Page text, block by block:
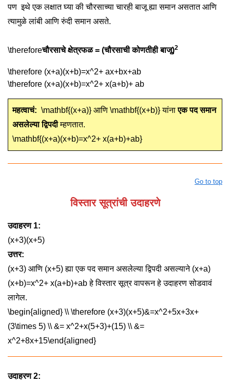
पण इथे एक लक्षात घ्या की चौरसाच्या चारही बाजू ह्या समान असतात आणि
त्यामुळे लांबी आणि रुंदी समान असते.
\thereforeचौरसाचे क्षेत्रफळ = (चौरसाची कोणतीही बाजू)2
\therefore (x+a)(x+b)=x^2+ ax+bx+ab
\therefore (x+a)(x+b)=x^2+ x(a+b)+ ab
महत्वाचं: \mathbf{(x+a)} आणि \mathbf{(x+b)}यांनाएक पद समान
असलेल्या द्विपदीम्हणतात.
\mathbf{(x+a)(x+b)=x^2+ x(a+b)+ab}
Go to top
विस्तार सूत्रांची उदाहरणे
उदाहरण 1:
(x+3)(x+5)
उत्तर:
(x+3) आणि (x+5)ह्या एक पद समान असलेल्या द्विपदी असल्याने (x+a)
(x+b)=x^2+ x(a+b)+abहे विस्तार सूत्र वापरून हे उदाहरण सोडवावं
लागेल.
\begin{aligned} \\ \therefore (x+3)(x+5)&=x^2+5x+3x+
(3\times 5) \\ &= x^2+x(5+3)+(15) \\ &=
x^2+8x+15\end{aligned}
उदाहरण 2: